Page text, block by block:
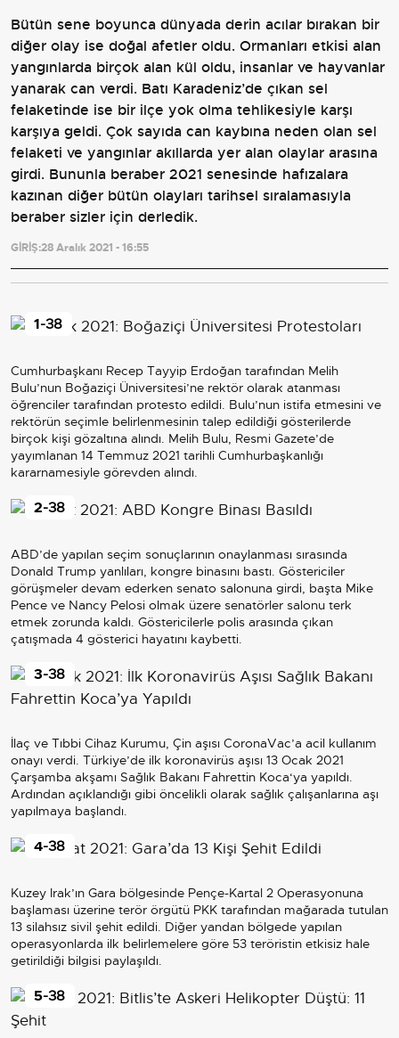
Bütün sene boyunca dünyada derin acılar bırakan bir
diğer olay ise doğal afetler oldu. Ormanları etkisi alan
yangınlarda birçok alan kül oldu, insanlar ve hayvanlar
yanarak can verdi. Batı Karadeniz’de çıkan sel
felaketinde ise bir ilçe yok olma tehlikesiyle karşı
karşıya geldi. Çok sayıda can kaybına neden olan sel
felaketi ve yangınlar akıllarda yer alan olaylar arasına
girdi. Bununla beraber 2021 senesinde hafızalara
kazınan diğer bütün olayları tarihsel sıralamasıyla
beraber sizler için derledik.
GİRİŞ:28 Aralık 2021 - 16:55
Cumhurbaşkanı Recep Tayyip Erdoğan tarafından Melih
Bulu’nun Boğaziçi Üniversitesi’ne rektör olarak atanması
öğrenciler tarafından protesto edildi. Bulu’nun istifa etmesini ve
rektörün seçimle belirlenmesinin talep edildiği gösterilerde
birçok kişi gözaltına alındı. Melih Bulu, Resmi Gazete’de
yayımlanan 14 Temmuz 2021 tarihli Cumhurbaşkanlığı
kararnamesiyle görevden alındı.
1-38
ABD’de yapılan seçim sonuçlarının onaylanması sırasında
Donald Trump yanlıları, kongre binasını bastı. Göstericiler
görüşmeler devam ederken senato salonuna girdi, başta Mike
Pence ve Nancy Pelosi olmak üzere senatörler salonu terk
etmek zorunda kaldı. Göstericilerle polis arasında çıkan
çatışmada 4 gösterici hayatını kaybetti.
2-38
İlaç ve Tıbbi Cihaz Kurumu, Çin aşısı CoronaVac’a acil kullanım
onayı verdi. Türkiye’de ilk koronavirüs aşısı 13 Ocak 2021
Çarşamba akşamı Sağlık Bakanı Fahrettin Koca‘ya yapıldı.
Ardından açıklandığı gibi öncelikli olarak sağlık çalışanlarına aşı
yapılmaya başlandı.
3-38
Kuzey Irak’ın Gara bölgesinde Pençe-Kartal 2 Operasyonuna
başlaması üzerine terör örgütü PKK tarafından mağarada tutulan
13 silahsız sivil şehit edildi. Diğer yandan bölgede yapılan
operasyonlarda ilk belirlemelere göre 53 teröristin etkisiz hale
getirildiği bilgisi paylaşıldı.
4-38
5-38